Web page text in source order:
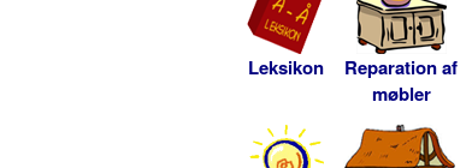
Leksikon
Reparation af
møbler